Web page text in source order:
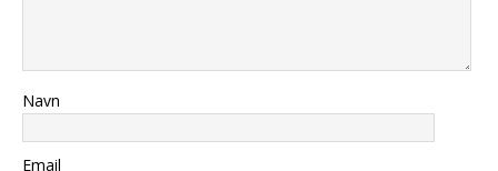
Navn
Email